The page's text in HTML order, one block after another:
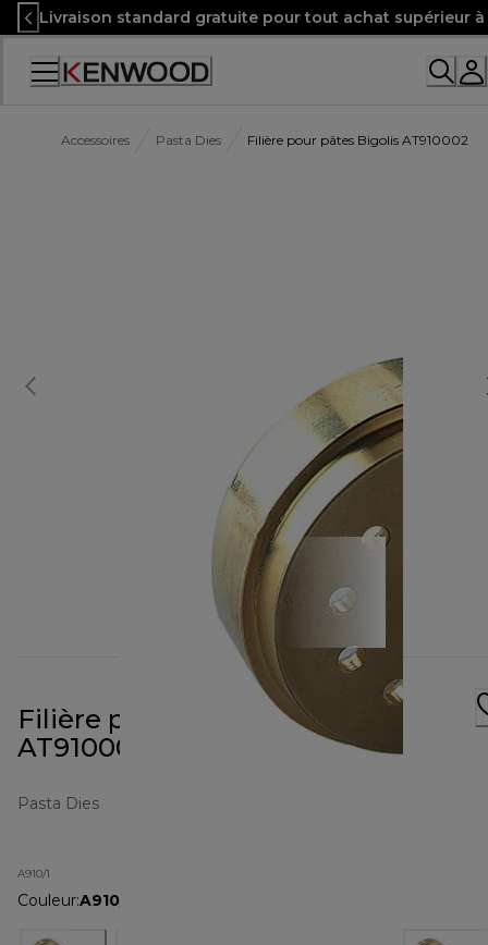
Skip
to
Content
Livraison standard gratuite pour tout achat supérieur
Accessoires Pasta Dies Filière pour pâtes Bigolis AT910002
Filière pour pâtes Bigolis
AT910002
Pasta Dies
A910/1
Couleur:A910/1